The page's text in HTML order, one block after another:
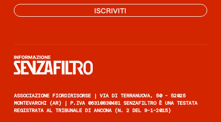
ISCRIVITI
ASSOCIAZIONE FIORDIRISORSE | VIA DI TERRANUOVA, 50 - 52025
MONTEVARCHI (AR) | P.IVA 06310830481 SENZAFILTRO È UNA TESTATA
REGISTRATA AL TRIBUNALE DI ANCONA (N. 2 DEL 9-1-2015)